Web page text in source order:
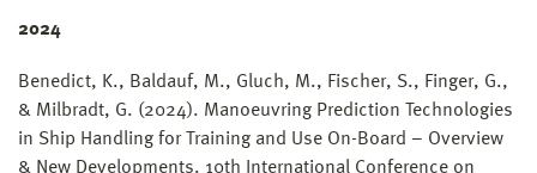
2024
Benedict, K., Baldauf, M., Gluch, M., Fischer, S., Finger, G.,
& Milbradt, G. (2024). Manoeuvring Prediction Technologies
in Ship Handling for Training and Use On-Board – Overview
& New Developments. 10th International Conference on